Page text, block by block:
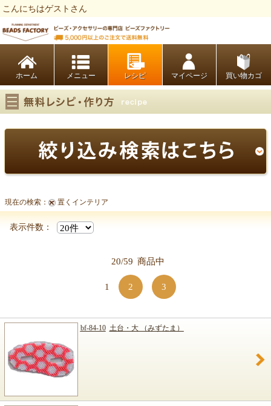
こんにちはゲストさん
ホーム レシピ マイページ 買い物カゴ
現在の検索： 置くインテリア
表示件数：
20/59 商品中
1 2 3
bf-84-10 土台・大 （みずたま）